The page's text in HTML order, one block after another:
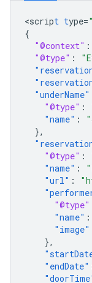
<script type=
{
"@context" :
"@type" :
"underName"
"@type" :
"name" :
},
"@type" :
"name" :
"url" :
"@type"
"name" :
"image"
},
"endDate"